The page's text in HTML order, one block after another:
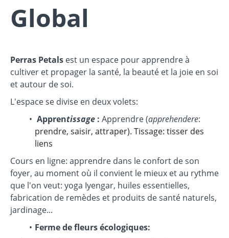
Global
Perras Petals est un espace pour apprendre à
cultiver et propager la santé, la beauté et la joie en soi
et autour de soi.
L'espace se divise en deux volets:
Apprentissage : Apprendre (apprehendere:
prendre, saisir, attraper). Tissage: tisser des
liens
Cours en ligne: apprendre dans le confort de son
foyer, au moment où il convient le mieux et au rythme
que l'on veut: yoga Iyengar, huiles essentielles,
fabrication de remèdes et produits de santé naturels,
jardinage...
Ferme de fleurs écologiques: